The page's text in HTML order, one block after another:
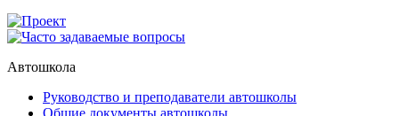
Автошкола
Руководство и преподаватели автошколы
Общие документы автошколы